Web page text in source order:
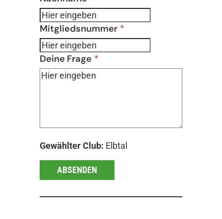
Mitgliedsnummer *
Deine Frage *
Gewählter Club: Elbtal
ABSENDEN